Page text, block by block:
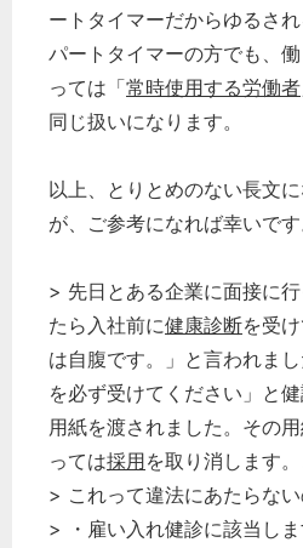
ートタイマーだからゆるされ
パートタイマーの方でも、
っては「常時使用する労働者
同じ扱いになります。
以上、とりとめのない長文
が、ご参考になれば幸いです
> 先日とある企業に面接に
たら入社前に健康診断を受
は自腹です。」と言われま
を必ず受けてください」と
用紙を渡されました。その
っては採用を取り消します
> これって違法にあたらない
> ・雇い入れ健診に該当し